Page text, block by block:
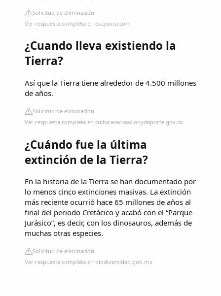
Solicitud de eliminación
Ver respuesta completa en es.quora.com
¿Cuando lleva existiendo la
Tierra?
Así que la Tierra tiene alrededor de 4.500 millones
de años.
Solicitud de eliminación
Ver respuesta completa en culturarecreacionydeporte.gov.co
¿Cuándo fue la última
extinción de la Tierra?
En la historia de la Tierra se han documentado por
lo menos cinco extinciones masivas. La extinción
más reciente ocurrió hace 65 millones de años al
final del periodo Cretácico y acabó con el “Parque
Jurásico”, es decir, con los dinosauros, además de
muchas otras especies.
Solicitud de eliminación
Ver respuesta completa en biodiversidad.gob.mx